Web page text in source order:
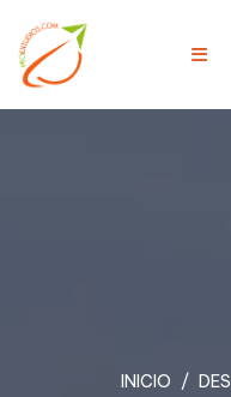
INICIO